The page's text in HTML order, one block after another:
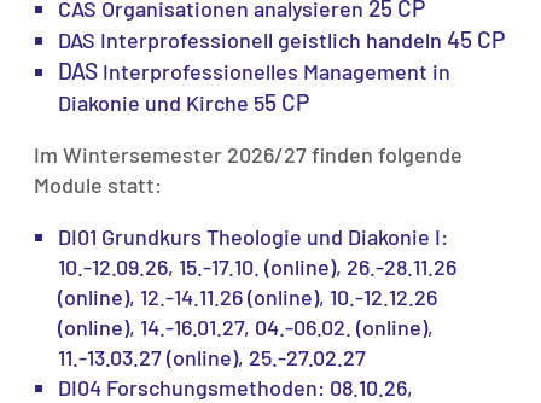
CAS Organisationen analysieren 25 CP
DAS Interprofessionell geistlich handeln 45 CP
DAS Interprofessionelles Management in
Diakonie und Kirche 55 CP
Im Wintersemester 2026/27 finden folgende
Module statt:
DI01 Grundkurs Theologie und Diakonie I:
10.-12.09.26, 15.-17.10. (online), 26.-28.11.26
(online), 12.-14.11.26 (online), 10.-12.12.26
(online), 14.-16.01.27, 04.-06.02. (online),
11.-13.03.27 (online), 25.-27.02.27
DI04 Forschungsmethoden: 08.10.26,